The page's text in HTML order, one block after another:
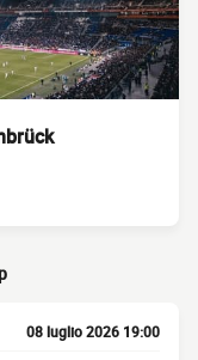
08 luglio 2026 19:00